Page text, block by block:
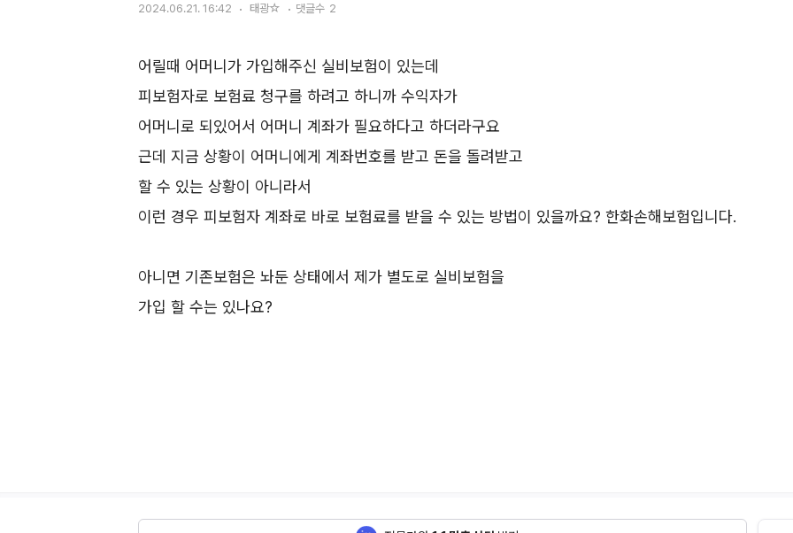
2024.06.21. 16:42 태광☆ 댓글수 2
어릴때 어머니가 가입해주신 실비보험이 있는데
피보험자로 보험료 청구를 하려고 하니까 수익자가
어머니로 되있어서 어머니 계좌가 필요하다고 하더라구요
근데 지금 상황이 어머니에게 계좌번호를 받고 돈을 돌려받고
할 수 있는 상황이 아니라서
이런 경우 피보험자 계좌로 바로 보험료를 받을 수 있는 방법이 있을까요? 한화손해보험입니다.
아니면 기존보험은 놔둔 상태에서 제가 별도로 실비보험을
가입 할 수는 있나요?